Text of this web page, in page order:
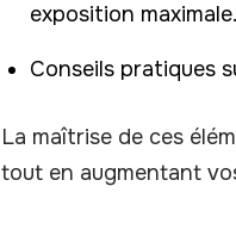
exposition maximale.
Conseils pratiques
La maîtrise de ces
tout en augmentant